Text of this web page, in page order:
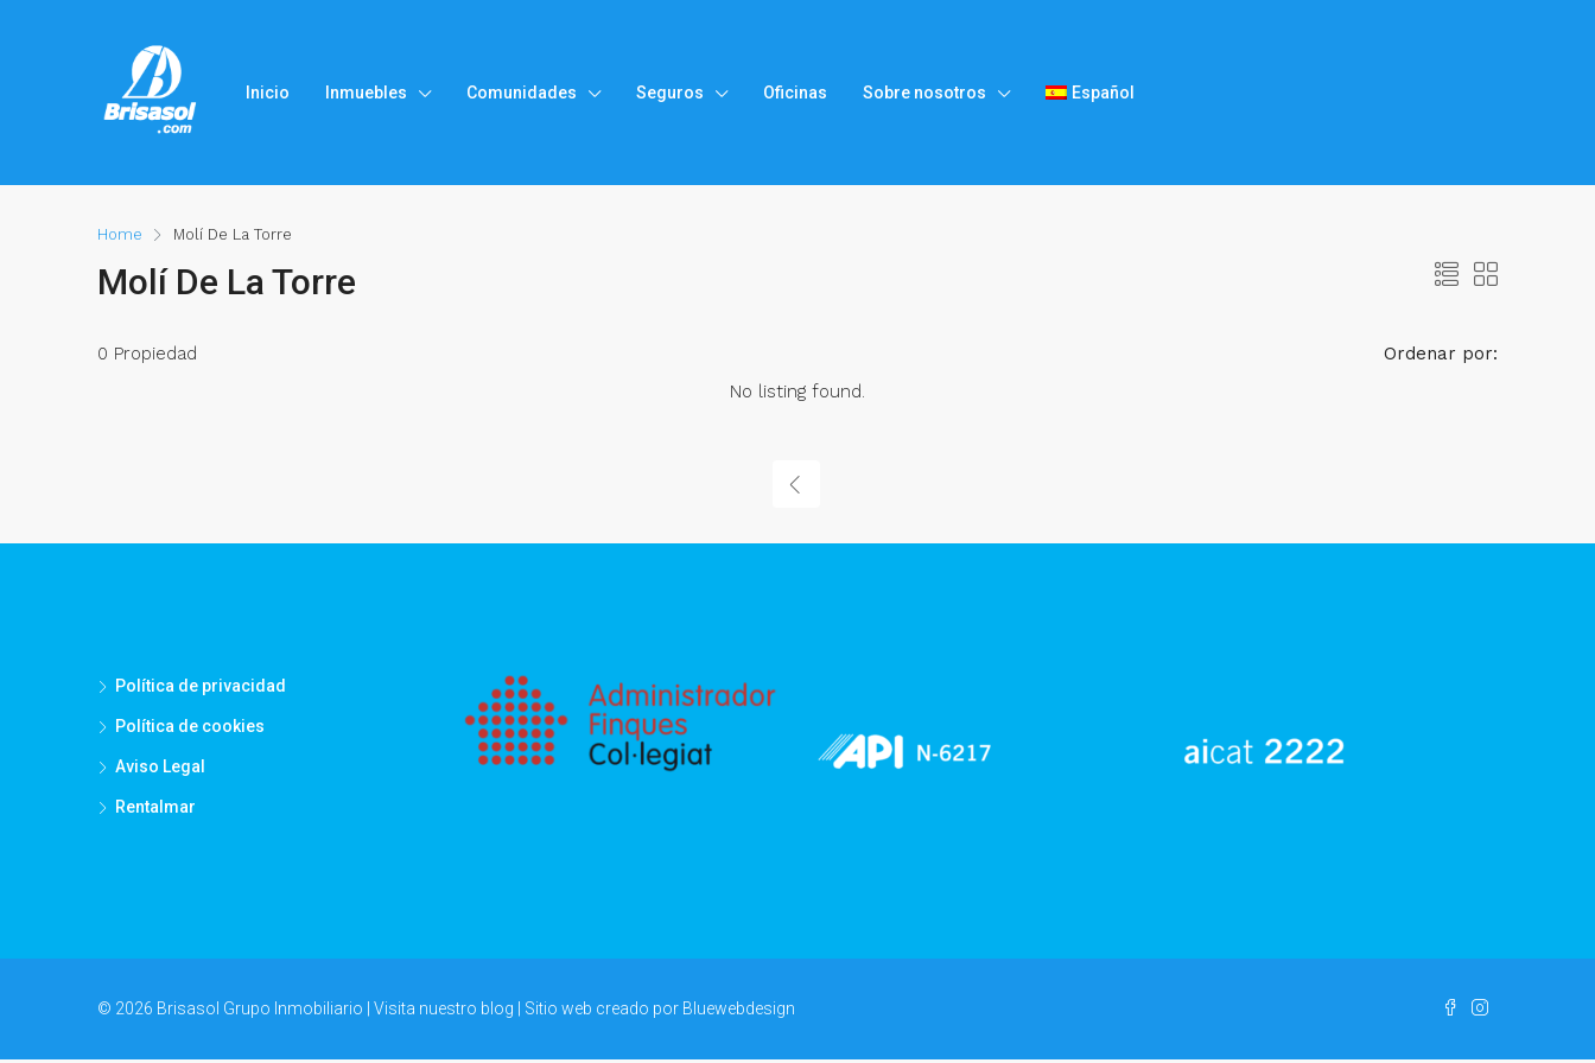
Inicio Inmuebles Comunidades Seguros Oficinas Sobre nosotros Español
Home Molí De La Torre
Molí De La Torre
0 Propiedad
Ordenar por:
No listing found.
Política de privacidad
Política de cookies
Aviso Legal
Rentalmar
© 2026 Brisasol Grupo Inmobiliario | Visita nuestro blog | Sitio web creado por Bluewebdesign